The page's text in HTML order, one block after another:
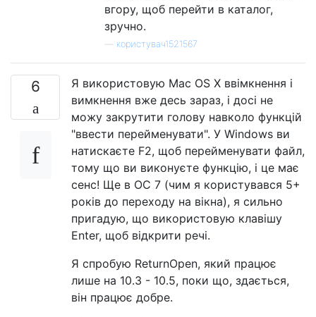
вгору, щоб перейти в каталог,
зручно.
користувач1521567
6
Я використовую Mac OS X ввімкнення і
вимкнення вже десь зараз, і досі не
можу закрутити голову навколо функцій
"ввести перейменувати". У Windows ви
натискаєте F2, щоб перейменувати файл,
тому що ви виконуєте функцію, і це має
сенс! Ще в ОС 7 (чим я користувався 5+
років до переходу на вікна), я сильно
пригадую, що використовую клавішу
Enter, щоб відкрити речі.
Я спробую ReturnOpen, який працює
лише на 10.3 - 10.5, поки що, здається,
він працює добре.